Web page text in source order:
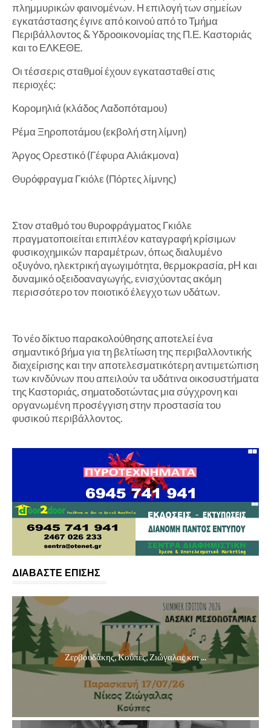
πλημμυρικών φαινομένων. Η επιλογή των σημείων
εγκατάστασης έγινε από κοινού από το Τμήμα
Περιβάλλοντος & Υδροοικονομίας της Π.Ε. Καστοριάς
και το ΕΛΚΕΘΕ.
Οι τέσσερις σταθμοί έχουν εγκατασταθεί στις
περιοχές:
Κορομηλιά (κλάδος Λαδοπόταμου)
Ρέμα Ξηροποτάμου (εκβολή στη λίμνη)
Άργος Ορεστικό (Γέφυρα Αλιάκμονα)
Θυρόφραγμα Γκιόλε (Πόρτες λίμνης)
Στον σταθμό του θυροφράγματος Γκιόλε
πραγματοποιείται επιπλέον καταγραφή κρίσιμων
φυσικοχημικών παραμέτρων, όπως διαλυμένο
οξυγόνο, ηλεκτρική αγωγιμότητα, θερμοκρασία, pH και
δυναμικό οξειδοαναγωγής, ενισχύοντας ακόμη
περισσότερο τον ποιοτικό έλεγχο των υδάτων.
Το νέο δίκτυο παρακολούθησης αποτελεί ένα
σημαντικό βήμα για τη βελτίωση της περιβαλλοντικής
διαχείρισης και την αποτελεσματικότερη αντιμετώπιση
των κινδύνων που απειλούν τα υδάτινα οικοσυστήματα
της Καστοριάς, σηματοδοτώντας μια σύγχρονη και
οργανωμένη προσέγγιση στην προστασία του
φυσικού περιβάλλοντος.
ΔΙΑΒΑΣΤΕ ΕΠΙΣΗΣ
Ζερβουδάκης, Κούπες, Ζιώγαλας και ...